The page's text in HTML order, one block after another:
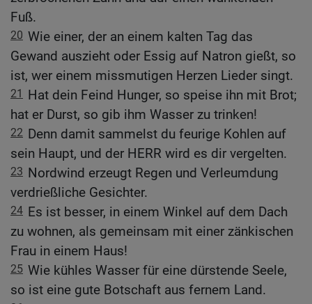
Fuß.
20 Wie einer, der an einem kalten Tag das
Gewand auszieht oder Essig auf Natron gießt, so
ist, wer einem missmutigen Herzen Lieder singt.
21
Hat dein Feind Hunger, so speise ihn mit Brot;
hat er Durst, so gib ihm Wasser zu trinken!
22 Denn damit sammelst du feurige Kohlen auf
sein Haupt, und der HERR wird es dir vergelten.
23 Nordwind erzeugt Regen und Verleumdung
verdrießliche Gesichter.
24 Es ist besser, in einem Winkel auf dem Dach
zu wohnen, als gemeinsam mit einer zänkischen
Frau in einem Haus!
25 Wie kühles Wasser für eine dürstende Seele,
so ist eine gute Botschaft aus fernem Land.